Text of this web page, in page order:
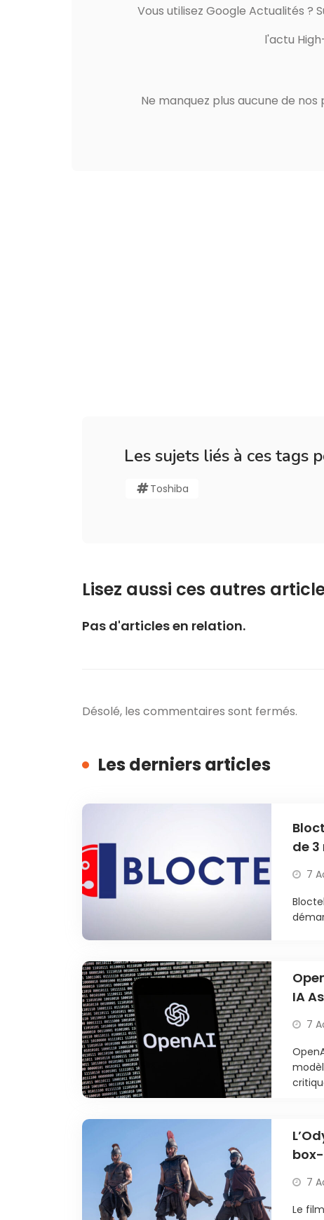
Vous utilisez Google Actualités ?
l'actu
Ne manquez plus aucune de nos
Les sujets liés à ces tags
Toshiba
Lisez aussi ces autres
Pas d'articles en relation.
Désolé, les commentaires sont fermés.
Les derniers articles
de
7
IA
7
7
Le